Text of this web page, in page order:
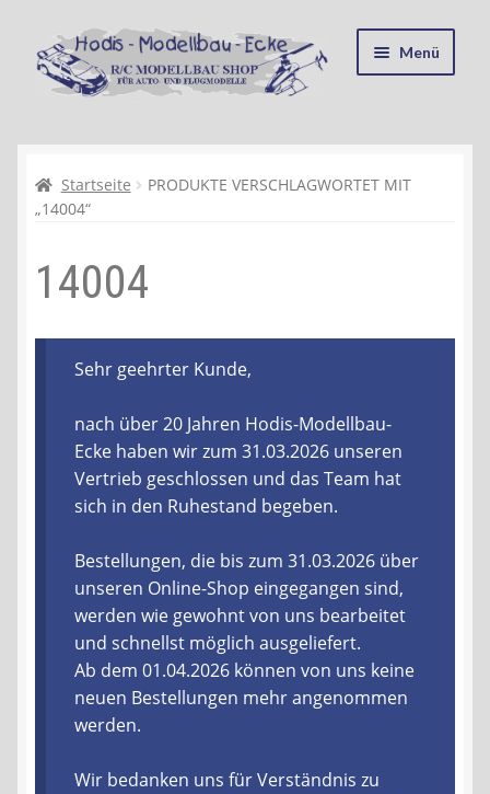
Zur
Navigation
springen
Zum
Inhalt
springen
Menü
Kasse
Recycling, Entsorgung und Umwelt
Shop
Warenkorb
Ablauf einer Bestellung
Zahlungsarten
Lieferzeit & Verfügbarkeit
Gutschein
Batterien- und Akku Verordnung
Startseite
PRODUKTE VERSCHLAGWORTET MIT
„14004“
14004
Sehr geehrter Kunde,
nach über 20 Jahren Hodis-Modellbau-
Ecke haben wir zum 31.03.2026 unseren
Vertrieb geschlossen und das Team hat
sich in den Ruhestand begeben.
Bestellungen, die bis zum 31.03.2026 über
unseren Online-Shop eingegangen sind,
werden wie gewohnt von uns bearbeitet
und schnellst möglich ausgeliefert.
Ab dem 01.04.2026 können von uns keine
neuen Bestellungen mehr angenommen
werden.
Wir bedanken uns für Verständnis zu